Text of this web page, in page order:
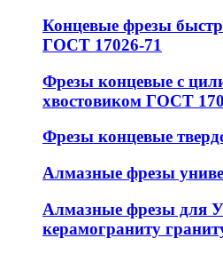
Концевые фрезы
ГОСТ 17026-71
Фрезы концевые с
хвостовиком ГОСТ
Фрезы концевые
Алмазные фрезы
Алмазные фрезы
керамограниту